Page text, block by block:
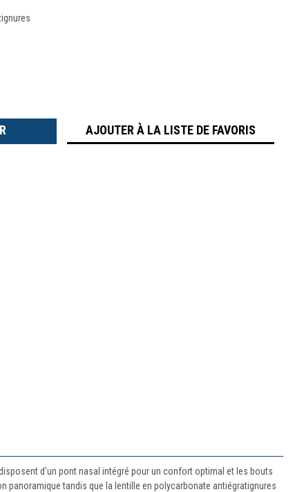
AJOUTER À LA LISTE DE FAVORIS
d'un pont nasal intégré pour un confort optimal et les bouts
tandis que la lentille en polycarbonate antiégratignures